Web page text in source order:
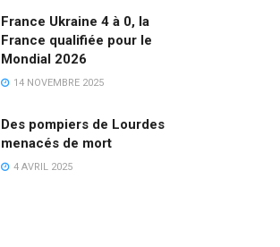
France Ukraine 4 à 0, la
France qualifiée pour le
Mondial 2026
14 NOVEMBRE 2025
Des pompiers de Lourdes
menacés de mort
4 AVRIL 2025